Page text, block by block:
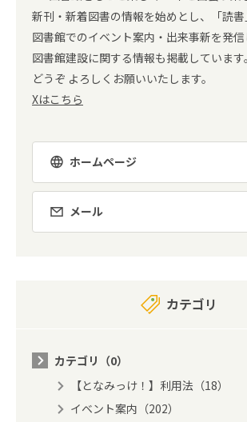
新刊・新着図書の情報を始めとし、「読
図書館でのイベント案内・出来事新を発信
図書館建設に関する情報も掲載しています。
どうぞ よろしくお願いいたします。
Xはこちら
ホームページ
メール
カテゴリ
カテゴリ（0）
【となみっけ！】利用法（18）
イベント案内（202）